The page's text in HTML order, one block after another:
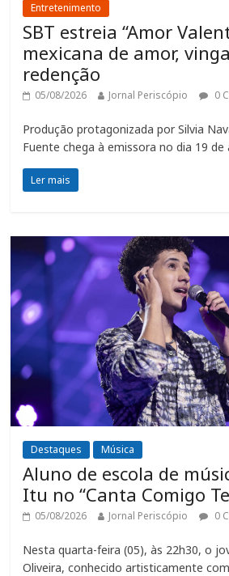
Entretenimento
SBT estreia “Amor
mexicana de amor,
redenção
05/08/2026 Jornal Periscópio 0
Produção protagonizada por Silvia
Fuente chega à emissora no dia 19 de
Ler mais
Destaques Música
Aluno de escola de
Itu no “Canta Comigo
05/08/2026 Jornal Periscópio 0
Nesta quarta-feira (05), às 22h30, o
Oliveira, conhecido artisticamente